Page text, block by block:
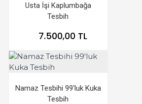
Usta İşi Kaplumbağa
Tesbih
7.500,00 TL
Namaz Tesbihi 99'luk Kuka
Tesbih